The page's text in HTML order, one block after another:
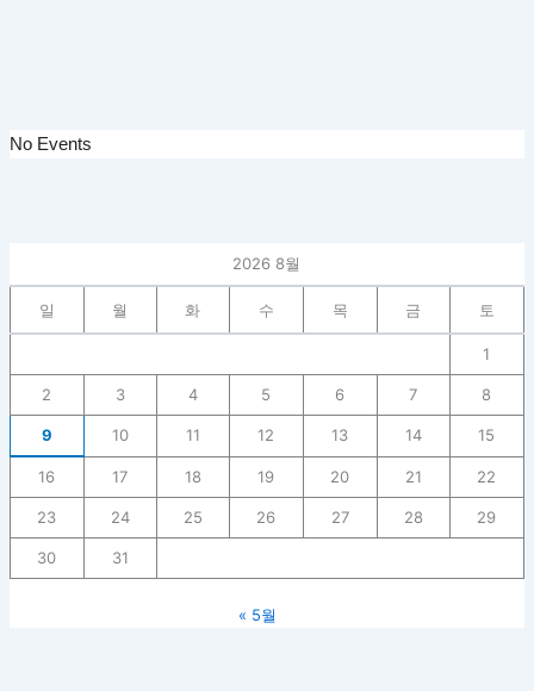
No Events
2026 8월
일 월 화 수 목 금 토
1
2 3 4 5 6 7 8
9 10 11 12 13 14 15
16 17 18 19 20 21 22
23 24 25 26 27 28 29
30 31
« 5월